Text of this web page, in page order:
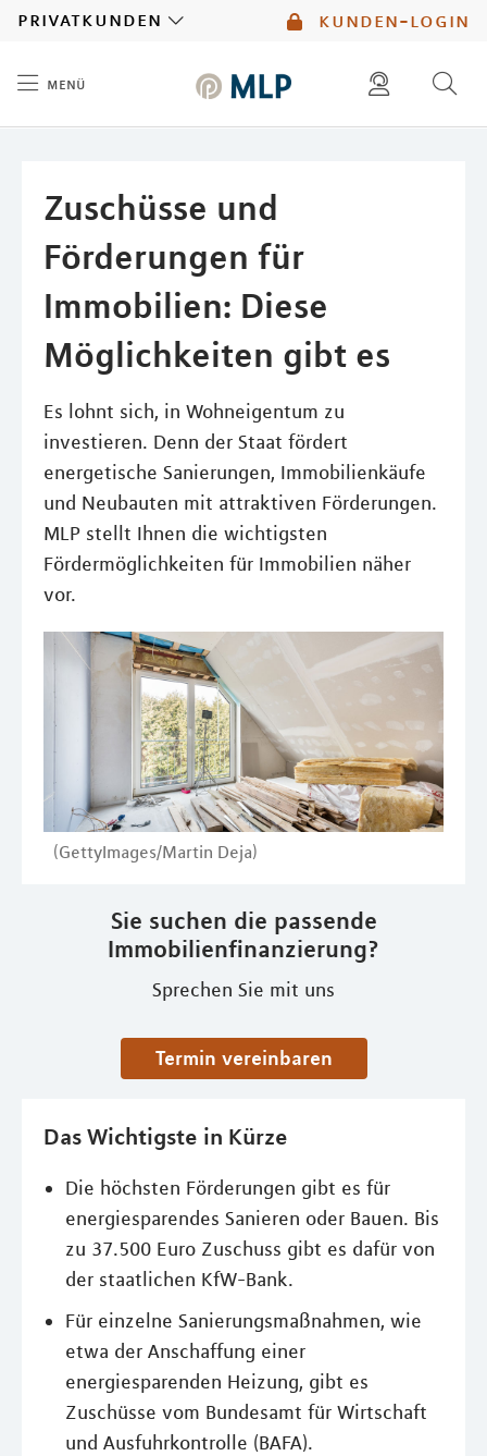
kunden-login
privatkunden
menü
Zuschüsse und
Förderungen für
Immobilien: Diese
Möglichkeiten gibt es
Es lohnt sich, in Wohneigentum zu
investieren. Denn der Staat fördert
energetische Sanierungen, Immobilienkäufe
und Neubauten mit attraktiven Förderungen.
MLP stellt Ihnen die wichtigsten
Fördermöglichkeiten für Immobilien näher
vor.
(GettyImages/Martin Deja)
Sie suchen die passende
Immobilienfinanzierung?
Sprechen Sie mit uns
Termin vereinbaren
Das Wichtigste in Kürze
Die höchsten Förderungen gibt es für
energiesparendes Sanieren oder Bauen. Bis
zu 37.500 Euro Zuschuss gibt es dafür von
der staatlichen KfW-Bank.
Für einzelne Sanierungsmaßnahmen, wie
etwa der Anschaffung einer
energiesparenden Heizung, gibt es
Zuschüsse vom Bundesamt für Wirtschaft
und Ausfuhrkontrolle (BAFA).